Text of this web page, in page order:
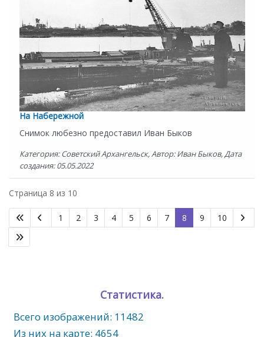
На Набережной
Снимок любезно предоставил Иван Быков
Категория: Советский Архангельск, Автор: Иван Быков, Дата
создания: 05.05.2022
Страница 8 из 10
1 2 3 4 5 6 7 8 9 10
Статистика.
Всего изображений: 11482
Из них на карте: 4654